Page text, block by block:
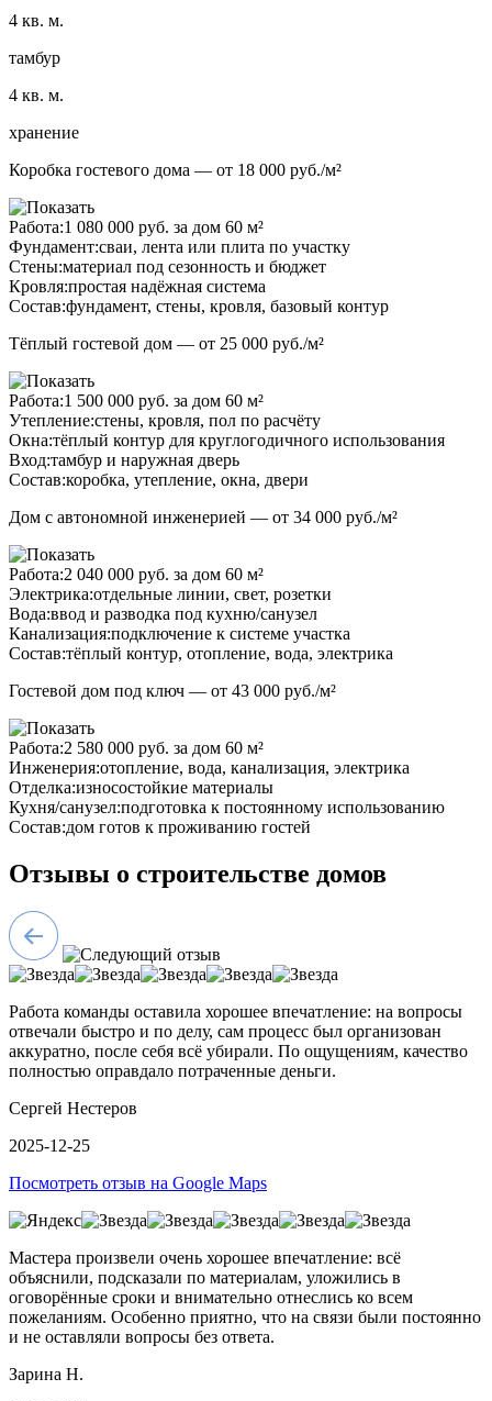
4 кв. м.
тамбур
4 кв. м.
хранение
Коробка гостевого дома — от 18 000 руб./м²
Работа:1 080 000 руб. за дом 60 м²
Фундамент:сваи, лента или плита по участку
Стены:материал под сезонность и бюджет
Кровля:простая надёжная система
Состав:фундамент, стены, кровля, базовый контур
Тёплый гостевой дом — от 25 000 руб./м²
Работа:1 500 000 руб. за дом 60 м²
Утепление:стены, кровля, пол по расчёту
Окна:тёплый контур для круглогодичного использования
Вход:тамбур и наружная дверь
Состав:коробка, утепление, окна, двери
Дом с автономной инженерией — от 34 000 руб./м²
Работа:2 040 000 руб. за дом 60 м²
Электрика:отдельные линии, свет, розетки
Вода:ввод и разводка под кухню/санузел
Канализация:подключение к системе участка
Состав:тёплый контур, отопление, вода, электрика
Гостевой дом под ключ — от 43 000 руб./м²
Работа:2 580 000 руб. за дом 60 м²
Инженерия:отопление, вода, канализация, электрика
Отделка:износостойкие материалы
Кухня/санузел:подготовка к постоянному использованию
Состав:дом готов к проживанию гостей
Отзывы о строительстве домов
Работа команды оставила хорошее впечатление: на вопросы
отвечали быстро и по делу, сам процесс был организован
аккуратно, после себя всё убирали. По ощущениям, качество
полностью оправдало потраченные деньги.
Сергей Нестеров
2025-12-25
Посмотреть отзыв на Google Maps
Мастера произвели очень хорошее впечатление: всё
объяснили, подсказали по материалам, уложились в
оговорённые сроки и внимательно отнеслись ко всем
пожеланиям. Особенно приятно, что на связи были постоянно
и не оставляли вопросы без ответа.
Зарина Н.